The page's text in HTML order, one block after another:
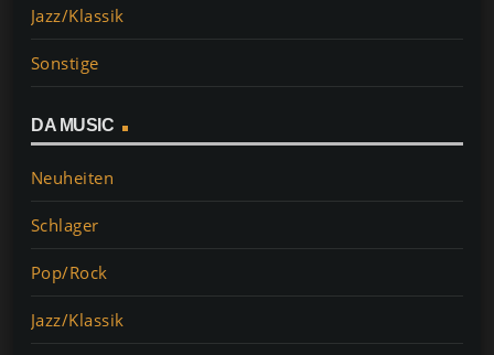
Jazz/Klassik
Sonstige
DA MUSIC
Neuheiten
Schlager
Pop/Rock
Jazz/Klassik